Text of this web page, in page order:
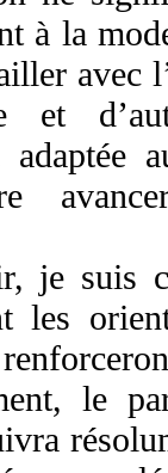
à la
avec
et
adaptée
je suis
les
le